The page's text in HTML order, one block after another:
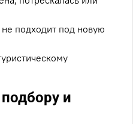
подходит под новую
и